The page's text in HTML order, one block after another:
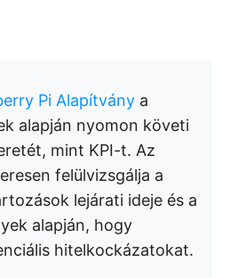
Pi Alapítvány a
alapján nyomon követi
mint KPI-t. Az
felülvizsgálja a
lejárati ideje és a
alapján, hogy
hitelkockázatokat.